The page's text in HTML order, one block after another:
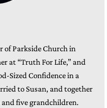
of Parkside Church in
at “Truth For Life,” and
Sized Confidence in a
to Susan, and together
five grandchildren.